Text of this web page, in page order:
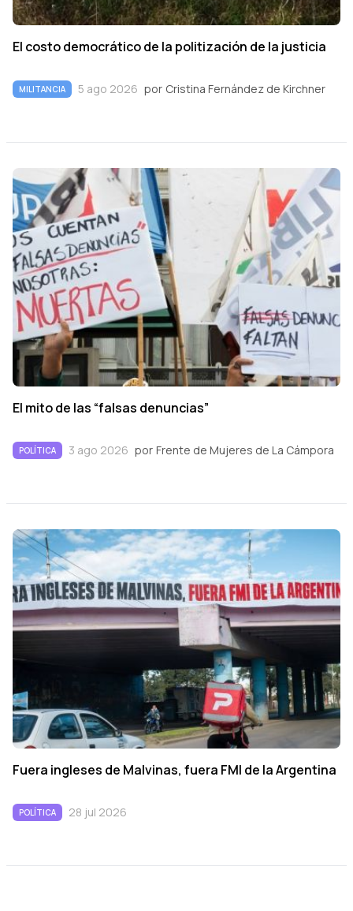
El costo democrático de la politización de la justicia
MILITANCIA 5 ago 2026 por Cristina Fernández de Kirchner
El mito de las “falsas denuncias”
POLÍTICA 3 ago 2026 por Frente de Mujeres de La Cámpora
Fuera ingleses de Malvinas, fuera FMI de la Argentina
POLÍTICA 28 jul 2026